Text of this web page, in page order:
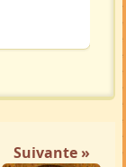
Suivante »